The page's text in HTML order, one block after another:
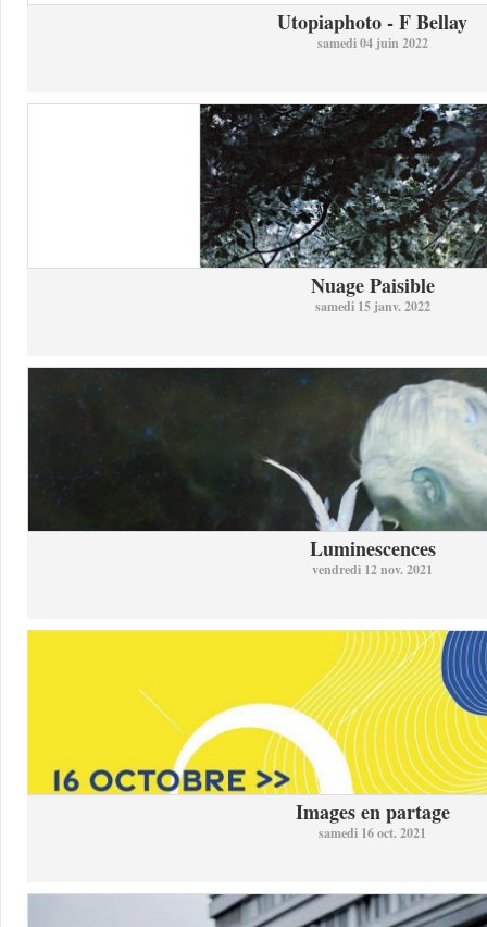
Utopiaphoto - F Bellay
samedi 04 juin 2022
Nuage Paisible
samedi 15 janv. 2022
Luminescences
vendredi 12 nov. 2021
Images en partage
samedi 16 oct. 2021